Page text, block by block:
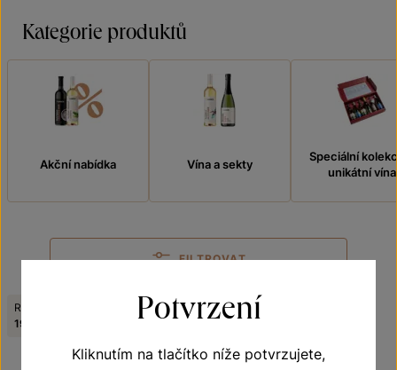
Kategorie produktů
Akční nabídka Vína a sekty
Speciální
unikátní vína
FILTROVAT
Ročník:
1998
Zrušit filtry
Potvrzení
Kliknutím na tlačítko níže potvrzujete,